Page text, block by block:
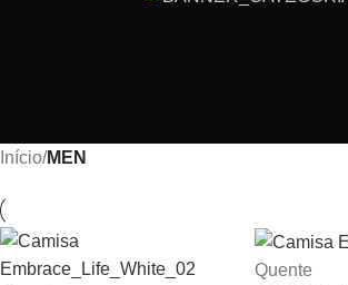
Início/MEN
Quente